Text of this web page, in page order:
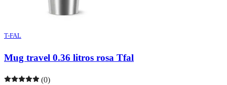
T-FAL
Mug travel 0.36 litros rosa Tfal
(0)